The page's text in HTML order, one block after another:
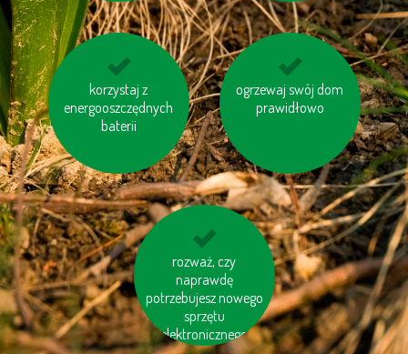
korzystaj z
energooszczędnych
baterii
gaś niepotrzebne
światło
ogrzewaj swój dom
prawidłowo
oddawaj zużyty
sprzęt elektryczny do
rozważ, czy
naprawdę
potrzebujesz nowego
sprzętu
elektronicznego
jedz miejscowe ryby